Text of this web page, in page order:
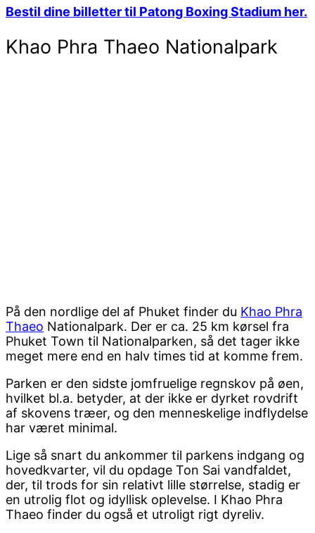
Bestil dine billetter til Patong Boxing Stadium her.
Khao Phra Thaeo Nationalpark
På den nordlige del af Phuket finder du Khao Phra
Thaeo Nationalpark. Der er ca. 25 km kørsel fra
Phuket Town til Nationalparken, så det tager ikke
meget mere end en halv times tid at komme frem.
Parken er den sidste jomfruelige regnskov på øen,
hvilket bl.a. betyder, at der ikke er dyrket rovdrift
af skovens træer, og den menneskelige indflydelse
har været minimal.
Lige så snart du ankommer til parkens indgang og
hovedkvarter, vil du opdage Ton Sai vandfaldet,
der, til trods for sin relativt lille størrelse, stadig er
en utrolig flot og idyllisk oplevelse. I Khao Phra
Thaeo finder du også et utroligt rigt dyreliv.